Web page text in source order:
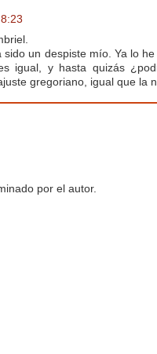
sido un despiste mío. Ya lo
igual, y hasta quizás
gregoriano, igual que la
por el autor.